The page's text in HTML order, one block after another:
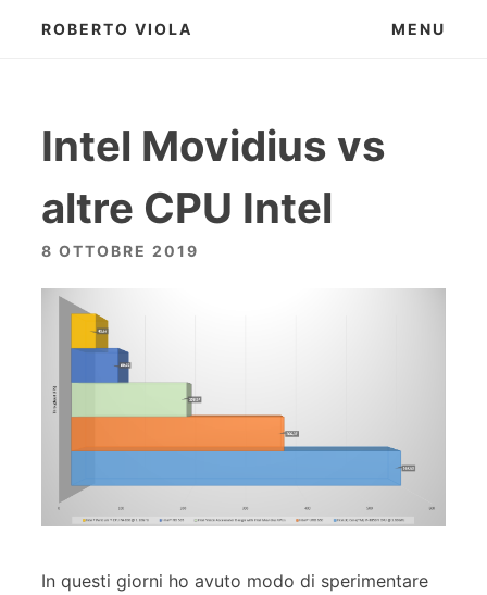
ROBERTO VIOLA MENU
Intel Movidius vs
altre CPU Intel
8 OTTOBRE 2019
In questi giorni ho avuto modo di sperimentare